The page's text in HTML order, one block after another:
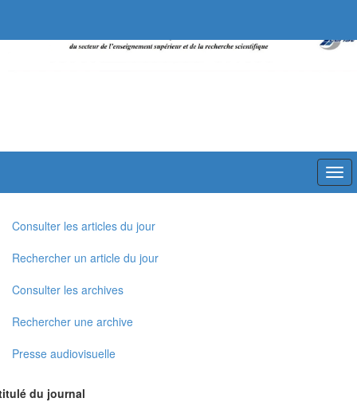
Consulter les articles du jour
Rechercher un article du jour
Consulter les archives
Rechercher une archive
Presse audiovisuelle
du journal